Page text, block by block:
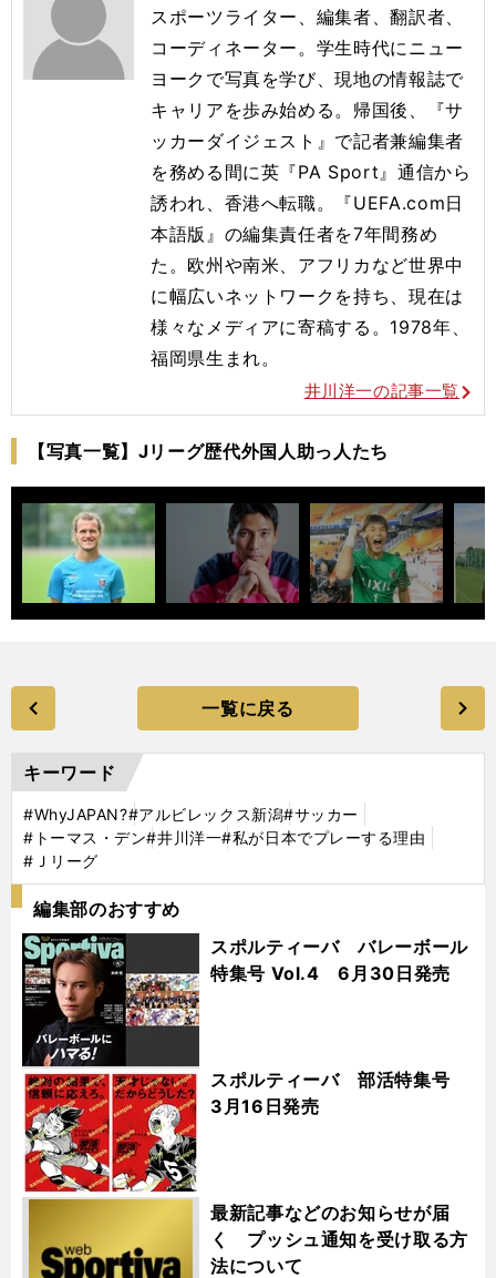
スポーツライター、編集者、翻訳者、
コーディネーター。学生時代にニュー
ヨークで写真を学び、現地の情報誌で
キャリアを歩み始める。帰国後、『サ
ッカーダイジェスト』で記者兼編集者
を務める間に英『PA Sport』通信から
誘われ、香港へ転職。『UEFA.com日
本語版』の編集責任者を7年間務め
た。欧州や南米、アフリカなど世界中
に幅広いネットワークを持ち、現在は
様々なメディアに寄稿する。1978年、
福岡県生まれ。
井川洋一の記事一覧
【写真一覧】Jリーグ歴代外国人助っ人たち
一覧に戻る
キーワード
#WhyJAPAN?#アルビレックス新潟#サッカー
#トーマス・デン#井川洋一#私が日本でプレーする理由
#Ｊリーグ
編集部のおすすめ
スポルティーバ バレーボール
特集号 Vol.4 6月30日発売
スポルティーバ 部活特集号
3月16日発売
最新記事などのお知らせが届
く プッシュ通知を受け取る方
法について